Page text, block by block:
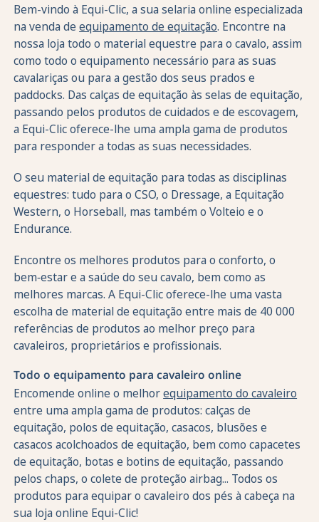
Bem-vindo à Equi-Clic, a sua selaria online especializada
na venda deequipamento de equitação. Encontre na
nossa loja todo o material equestre para o cavalo, assim
como todo o equipamento necessário para as suas
cavalariças ou para a gestão dos seus prados e
paddocks. Das calças de equitação às selas de equitação,
passando pelos produtos de cuidados e de escovagem,
a Equi-Clic oferece-lhe uma ampla gama de produtos
para responder a todas as suas necessidades.
O seu material de equitação para todas as disciplinas
equestres: tudo para o CSO, o Dressage, a Equitação
Western, o Horseball, mas também o Volteio e o
Endurance.
Encontre os melhores produtos para o conforto, o
bem‑estar e a saúde do seu cavalo, bem como as
melhores marcas. A Equi-Clic oferece-lhe uma vasta
escolha de material de equitação entre mais de 40 000
referências de produtos ao melhor preço para
cavaleiros, proprietários e profissionais.
Todo o equipamento para cavaleiro online
Encomende online o melhorequipamento do cavaleiro
entre uma ampla gama de produtos: calças de
equitação, polos de equitação, casacos, blusões e
casacos acolchoados de equitação, bem como capacetes
de equitação, botas e botins de equitação, passando
pelos chaps, o colete de proteção airbag... Todos os
produtos para equipar o cavaleiro dos pés à cabeça na
sua loja online Equi-Clic!